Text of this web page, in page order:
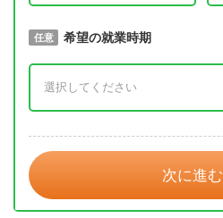
必須 取得予定年
任意 希望の就業時期
次に進む